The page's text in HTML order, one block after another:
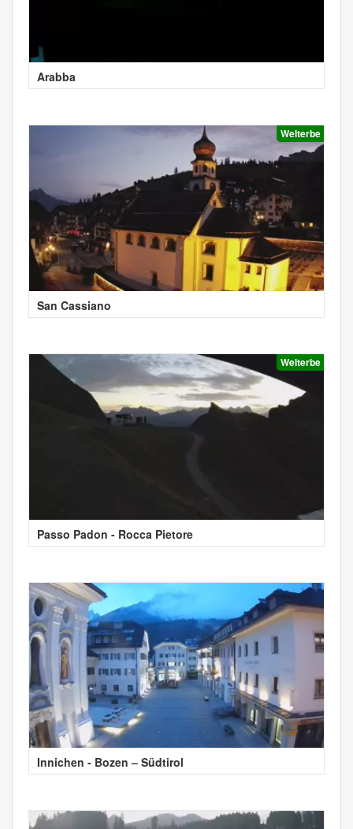
Arabba
Welterbe
San Cassiano
Welterbe
Passo Padon - Rocca Pietore
Innichen - Bozen – Südtirol